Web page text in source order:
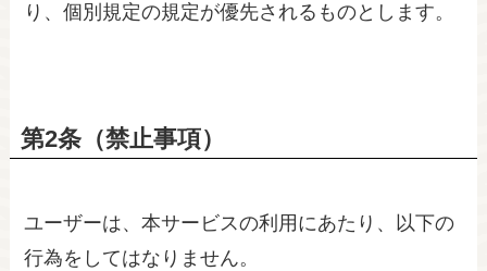
り、個別規定の規定が優先されるものとします。
第2条（禁止事項）
ユーザーは、本サービスの利用にあたり、以下の
行為をしてはなりません。